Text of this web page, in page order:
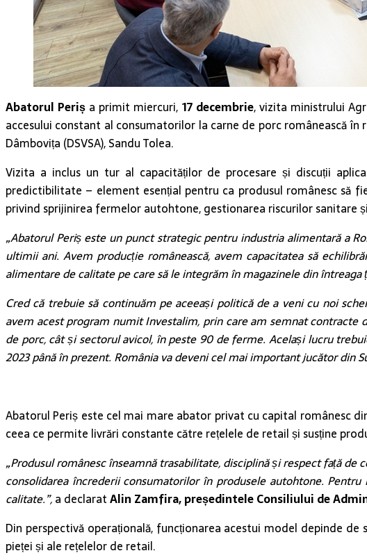
Abatorul Periș a primit miercuri, 17 decembrie, vizita ministrului
accesului constant al consumatorilor la carne de porc românească
Dâmbovița (DSVSA), Sandu Tolea.
Vizita a inclus un tur al capacităților de procesare și discuții
predictibilitate – element esențial pentru ca produsul românesc să
privind sprijinirea fermelor autohtone, gestionarea riscurilor sanitare
„Abatorul Periș este un punct strategic pentru industria alimentară a
ultimii ani. Avem producție românească, avem capacitatea să
alimentare de calitate pe care să le integrăm în magazinele din
Cred că trebuie să continuăm pe aceeași politică de a veni cu noi
avem acest program numit Investalim, prin care am semnat
de porc, cât și sectorul avicol, în peste 90 de ferme. Același lucru
2023 până în prezent. România va deveni cel mai important jucător din
Abatorul Periș este cel mai mare abator privat cu capital românesc
ceea ce permite livrări constante către rețelele de retail și susține
„Produsul românesc înseamnă trasabilitate, disciplină și respect față
consolidarea încrederii consumatorilor în produsele autohtone.
calitate.”,a declaratAlin Zamfira, președintele Consiliului de
Din perspectivă operațională, funcționarea acestui model depinde
pieței și ale rețelelor de retail.